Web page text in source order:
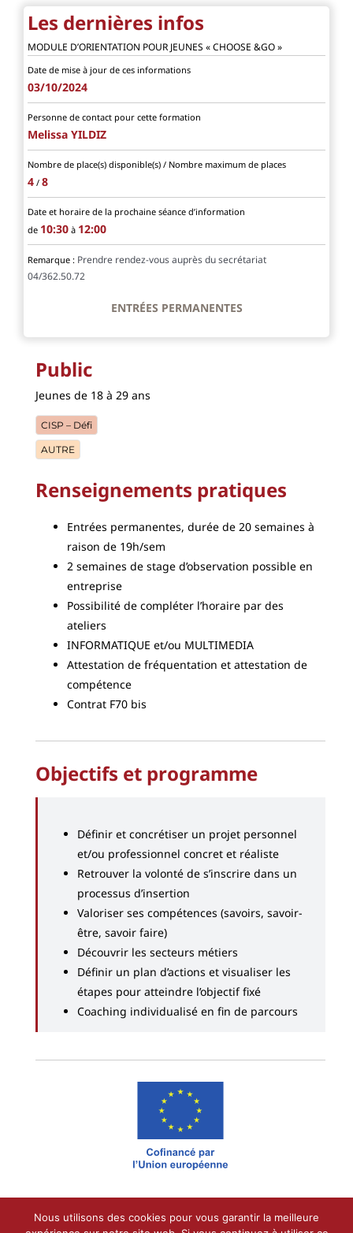
Les dernières infos
MODULE D’ORIENTATION POUR JEUNES « CHOOSE &GO »
Date de mise à jour de ces informations
03/10/2024
Personne de contact pour cette formation
Melissa YILDIZ
Nombre de place(s) disponible(s) / Nombre maximum de places
4 / 8
Date et horaire de la prochaine séance d’information
de 10:30 à 12:00
Remarque : Prendre rendez-vous auprès du secrétariat
04/362.50.72
ENTRÉES PERMANENTES
Public
Jeunes de 18 à 29 ans
CISP – Défi
AUTRE
Renseignements pratiques
Entrées permanentes, durée de 20 semaines à
raison de 19h/sem
2 semaines de stage d’observation possible en
entreprise
Possibilité de compléter l’horaire par des
ateliers
INFORMATIQUE et/ou MULTIMEDIA
Attestation de fréquentation et attestation de
compétence
Contrat F70 bis
Objectifs et programme
Définir et concrétiser un projet personnel
et/ou professionnel concret et réaliste
Retrouver la volonté de s’inscrire dans un
processus d’insertion
Valoriser ses compétences (savoirs, savoir-
être, savoir faire)
Découvrir les secteurs métiers
Définir un plan d’actions et visualiser les
étapes pour atteindre l’objectif fixé
Coaching individualisé en fin de parcours
Nous utilisons des cookies pour vous garantir la meilleure